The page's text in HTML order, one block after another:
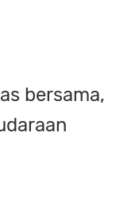
bersama,